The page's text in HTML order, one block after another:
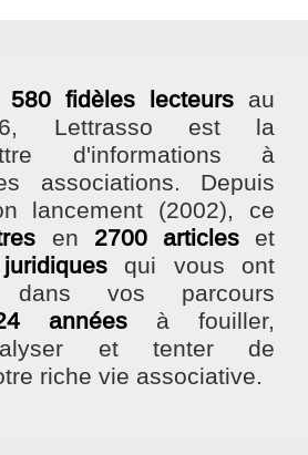
580 fidèles lecteurs au
Lettrasso est la
d'informations à
associations. Depuis
lancement (2002), ce
en 2700 articleset
qui vous ont
dans vos parcours
années à fouiller,
et tenter de
riche vie associative.